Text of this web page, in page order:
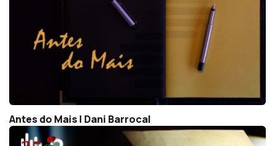
Antes do Mais | Dani Barrocal